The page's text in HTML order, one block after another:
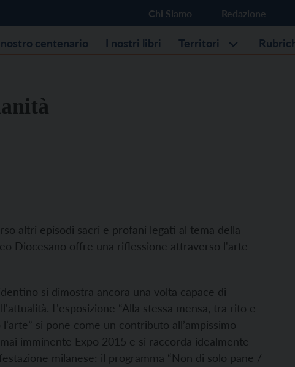
Chi Siamo Redazione
nostro centenario I nostri libri Territori
altri episodi sacri e profani legati al tema della
Diocesano offre una riflessione attraverso l'arte
si dimostra ancora una volta capace di
L'esposizione “Alla stessa mensa, tra rito e
si pone come un contributo all’ampissimo
imminente Expo 2015 e si raccorda idealmente
milanese: il programma “Non di solo pane /